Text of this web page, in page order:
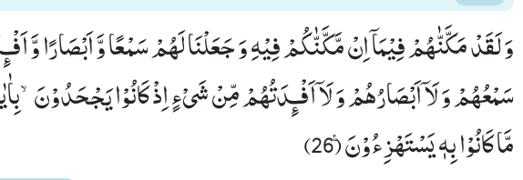
وَ لَقَدْ مَكَّنّٰهُمْ فِیْمَاۤ اِنْ مَّكَّنّٰكُمْ فِیْهِ وَ جَعَلْنَا لَهُمْ سَمْعًا وَّ اَبْصَارًا وَّ
سَمْعُهُمْ وَ لَاۤ اَبْصَارُهُمْ وَ لَاۤ اَفْـٕدَتُهُمْ مِّنْ شَیْءٍ اِذْ كَانُوْا یَجْحَدُوْنَۙ-
مَّا كَانُوْا بِهٖ یَسْتَهْزِءُوْنَ۠ (26)